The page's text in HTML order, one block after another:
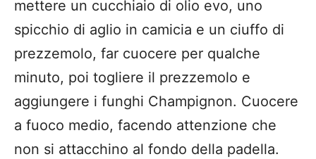
mettere un cucchiaio di olio evo, uno
spicchio di aglio in camicia e un ciuffo di
prezzemolo, far cuocere per qualche
minuto, poi togliere il prezzemolo e
aggiungere i funghi Champignon. Cuocere
a fuoco medio, facendo attenzione che
non si attacchino al fondo della padella.